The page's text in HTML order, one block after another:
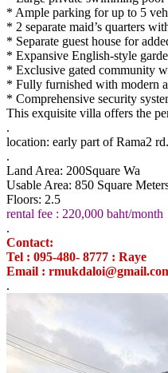
* Ample parking for up to 5
* 2 separate maid’s quarters
* Separate guest house for
* Expansive English-style
* Exclusive gated community
* Fully furnished with modern
* Comprehensive security
This exquisite villa offers the
.
location: early part of Rama2 rd.
.
Land Area: 200Square Wa
Usable Area: 850 Square
Floors: 2.5
rental fee : 220,000 baht/month
.
Contact:
Tel : 095-480- 8777 : Raye
Email :
.